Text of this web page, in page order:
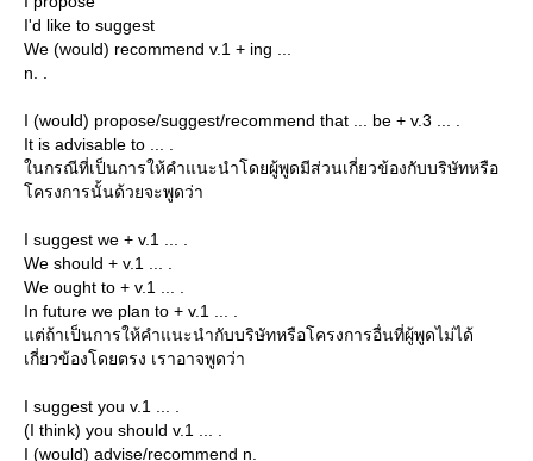
I'd like to suggest
We (would) recommend v.1 + ing ...
n. .
I (would) propose/suggest/recommend that ... be + v.3 ... .
It is advisable to ... .
นกรณีที่เป็นการให้คำแนะนำโดยผู้พูดมีส่วนเกี่ยวข้องกับบริษัทหรือ
ครงการนั้นด้วยจะพูดว่า
I suggest we + v.1 ... .
We should + v.1 ... .
We ought to + v.1 ... .
In future we plan to + v.1 ... .
ต่ถ้าเป็นการให้คำแนะนำกับบริษัทหรือโครงการอื่นที่ผู้พูดไม่ได้
เกี่ยวข้องโดยตรง เราอาจพูดว่า
I suggest you v.1 ... .
(I think) you should v.1 ... .
I (would) advise/recommend n.